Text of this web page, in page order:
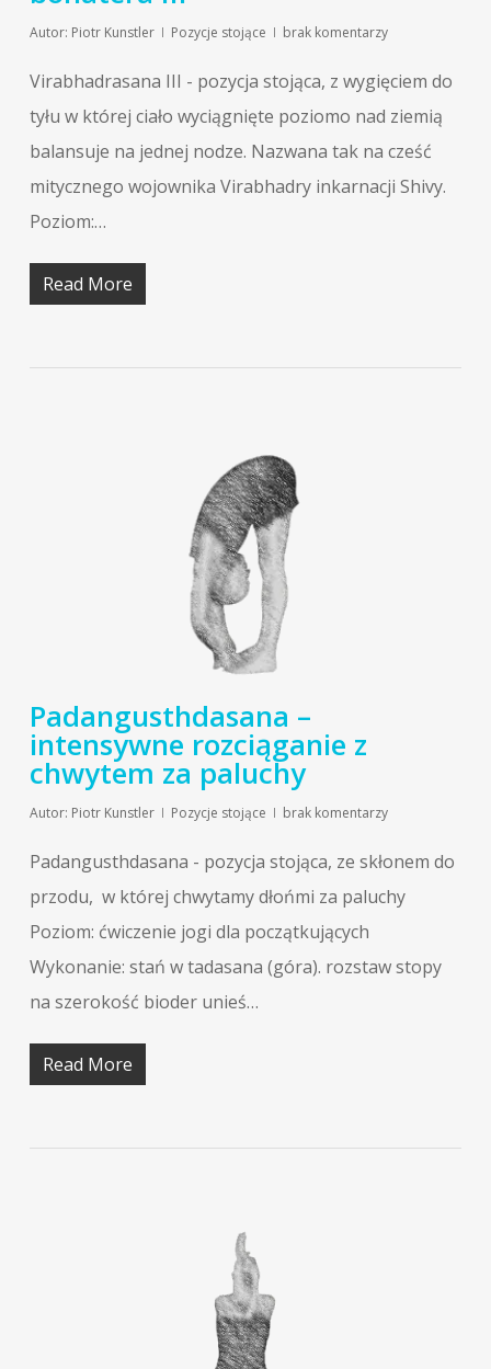
Autor: Piotr Kunstler Pozycje stojące brak komentarzy
Virabhadrasana III - pozycja stojąca, z wygięciem do
tyłu w której ciało wyciągnięte poziomo nad ziemią
balansuje na jednej nodze. Nazwana tak na cześć
mitycznego wojownika Virabhadry inkarnacji Shivy.
Poziom:…
Read More
Padangusthdasana –
intensywne rozciąganie z
chwytem za paluchy
Autor: Piotr Kunstler Pozycje stojące brak komentarzy
Padangusthdasana - pozycja stojąca, ze skłonem do
przodu, w której chwytamy dłońmi za paluchy
Poziom: ćwiczenie jogi dla początkujących
Wykonanie: stań w tadasana (góra). rozstaw stopy
na szerokość bioder unieś…
Read More